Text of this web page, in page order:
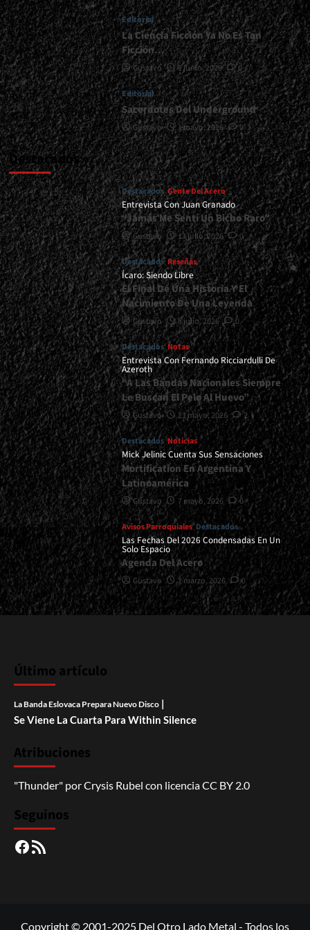
Paredes
En
Voz<span>
|
</span>
</small>
<div>El
Oeste
Firme
Junto
Al
Metal</div>
Editorial
La Ciencia Ficción Ya No Es Tan
Ficción…
Gustavo 1 junio, 2026 0
Editorial
Sacerdotes Del Underground
Gustavo 1 mayo, 2026 0
Destacados
Destacados Gente Del Acero
Entrevista Con Juan Granado
“Jamás Me Sentí Un Bicho Raro”
Gustavo 13 julio, 2026 0
Destacados Reseñas
Ícaro: Siendo Libre
El Final De Una Historia Y El
Nacimiento De Una Leyenda
Gustavo 8 julio, 2026 0
Destacados Notas
Entrevista Con Fernando Ricciardulli De
Azeroth
“A Las Bandas Nacionales Siempre
Le Buscan El Pelo Al Huevo”
Gustavo 21 mayo, 2026 2
Destacados Noticias
Mick Jelinic Cuenta Sus Sensaciones
Mortification En Argentina Y
Latinoamérica
Gustavo 7 mayo, 2026 0
Avisos Parroquiales Destacados
Las Fechas Del 2026 Condensadas En Un
Solo Espacio
Agenda Del Acero
Gustavo 2 marzo, 2026 0
Último artículo
La Banda Eslovaca Prepara Nuevo Disco |
Se Viene La Cuarta Para Within Silence
Atribuciones
"Thunder" porCrysis Rubel con licenciaCC BY 2.0
Seguinos
Facebook
RSS
Copyright © 2001-2025 Del Otro Lado Metal - Todos los